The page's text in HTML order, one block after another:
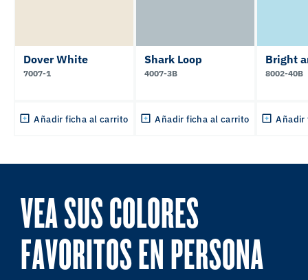
Dover White
7007-1
Añadir ficha al carrito
Shark Loop
4007-3B
Añadir ficha al carrito
Bright
8002-40B
Añadir
VEA SUS COLORES
FAVORITOS EN PERSONA